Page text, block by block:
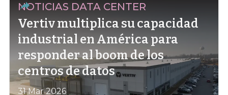
NOTICIAS DATA CENTER
Vertiv multiplica su capacidad
industrial en América para
responder al boom de los
centros de datos
31 Mar 2026